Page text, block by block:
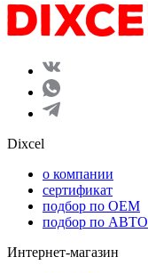
Dixcel
o компании
сертификат
подбор по OEM
подбор по АВТО
Интернет-магазин